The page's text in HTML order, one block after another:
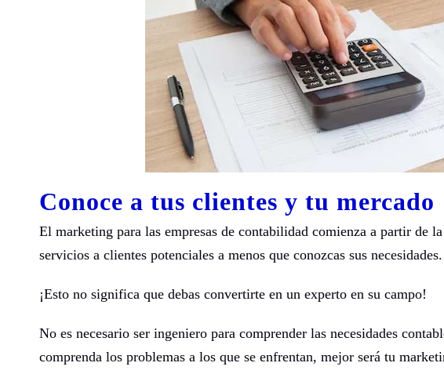
Conoce a tus clientes y tu mercado
El marketing para las empresas de contabilidad comienza a partir de
servicios a clientes potenciales a menos que conozcas sus necesidades.
¡Esto no significa que debas convertirte en un experto en su campo!
No es necesario ser ingeniero para comprender las necesidades
comprenda los problemas a los que se enfrentan, mejor será tu